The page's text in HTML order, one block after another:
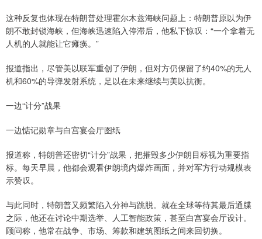
这种反复也体现在特朗普处理霍尔木兹海峡问题上：特朗普原以为伊
朗不敢封锁海峡，但海峡迅速陷入停滞后，他私下惊叹：“一个拿着无
人机的人就能让它瘫痪。”
报道指出，尽管美以联军重创了伊朗，但对方仍保留了约40%的无人
机和60%的导弹发射系统，足以在未来继续与美以抗衡。
一边“计分”战果
一边惦记勋章与白宫宴会厅图纸
报道称，特朗普还密切“计分”战果，把摧毁多少伊朗目标视为重要指
标。每天早晨，他都会观看伊朗境内爆炸画面，并对军方行动规模表
示赞叹。
与此同时，特朗普又频繁陷入分神与跳脱。就在全球等待其最后通牒
之际，他还在讨论中期选举、人工智能政策，甚至白宫宴会厅设计。
顾问称，他常在战争、市场、筹款和建筑图纸之间来回切换。